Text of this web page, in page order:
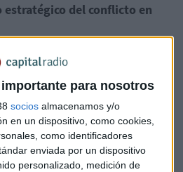
para nosotros
socios almacenamos y/o
en un dispositivo, como cookies,
como identificadores
enviada por un dispositivo
personalizado, medición de
estratégico del conflicto en